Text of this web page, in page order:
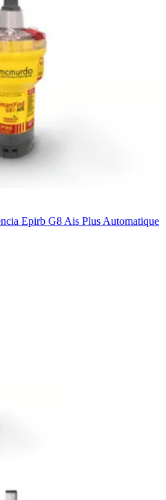
Epirb G8 Ais Plus Automatique